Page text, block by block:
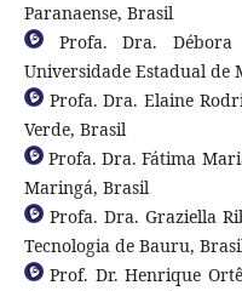
Paranaense, Brasil
Profa. Dra. Débora
Universidade Estadual de
Profa. Dra. Elaine
Verde, Brasil
Profa. Dra. Fátima
Maringá, Brasil
Profa. Dra. Graziella
Tecnologia de Bauru,
Prof. Dr. Henrique